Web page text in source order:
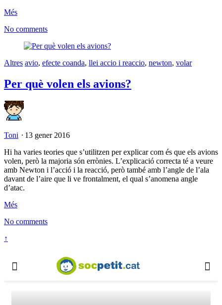
Més
No comments
Altres avio, efecte coanda, llei accio i reaccio, newton, volar
Per què volen els avions?
Toni ⋅ 13 gener 2016
Hi ha varies teories que s’utilitzen per explicar com és que els avions
volen, però la majoria són errònies. L’explicació correcta té a veure
amb Newton i l’acció i la reacció, però també amb l’angle de l’ala
davant de l’aire que li ve frontalment, el qual s’anomena angle
d’atac.
Més
No comments
↑